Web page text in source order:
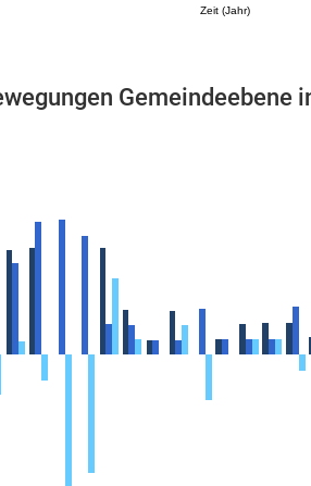
Zeit (Jahr)
Gemeindeebene